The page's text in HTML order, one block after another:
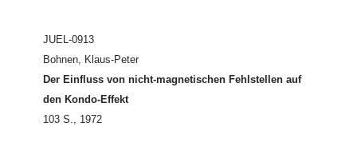
JUEL-0913
Bohnen, Klaus-Peter
Der Einfluss von nicht-magnetischen Fehlstellen auf
den Kondo-Effekt
103 S., 1972